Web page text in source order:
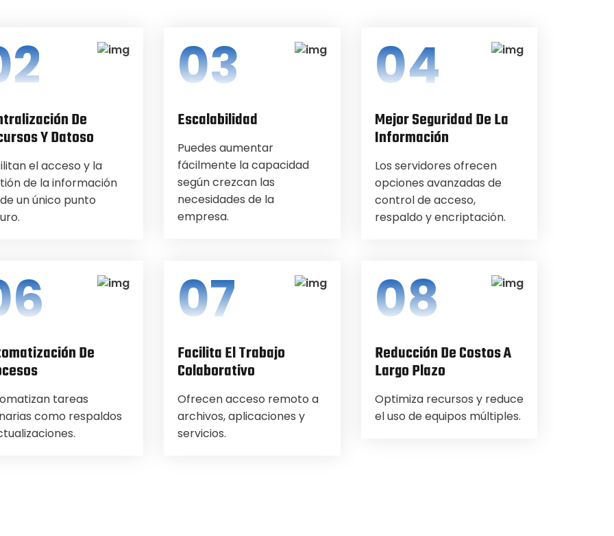
De
Y Datoso
el acceso y la
de la información
un único punto
03
Escalabilidad
Puedes aumentar
fácilmente la capacidad
según crezcan las
necesidades de la
empresa.
04
Mejor Seguridad De La
Información
Los servidores ofrecen
opciones avanzadas de
control de acceso,
respaldo y encriptación.
De
tareas
como respaldos
07
Facilita El Trabajo
Colaborativo
Ofrecen acceso remoto a
archivos, aplicaciones y
servicios.
08
Reducción De Costos A
Largo Plazo
Optimiza recursos y reduce
el uso de equipos múltiples.